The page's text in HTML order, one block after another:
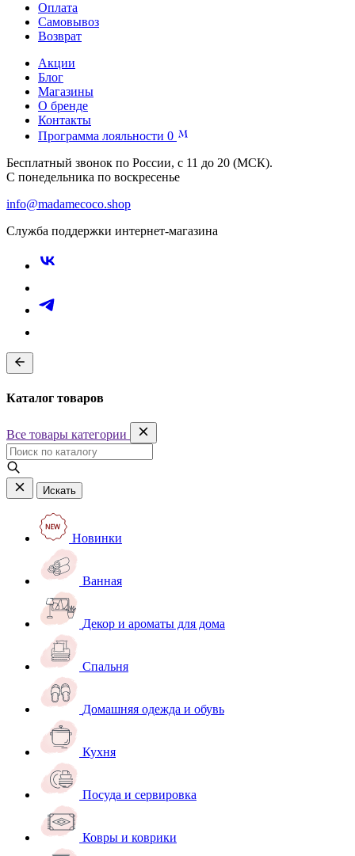
Оплата
Самовывоз
Возврат
Акции
Блог
Магазины
О бренде
Контакты
Программа лояльности 0
Бесплатный звонок по России, с 11 до 20 (МСК).
С понедельника по воскресенье
info@madamecoco.shop
Служба поддержки интернет-магазина
Каталог товаров
Все товары категории
Искать
Новинки
Ванная
Декор и ароматы для дома
Спальня
Домашняя одежда и обувь
Кухня
Посуда и сервировка
Ковры и коврики